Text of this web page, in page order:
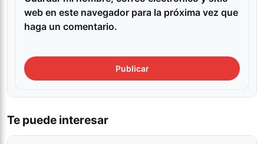
web en este navegador para la próxima vez que
haga un comentario.
Te puede interesar